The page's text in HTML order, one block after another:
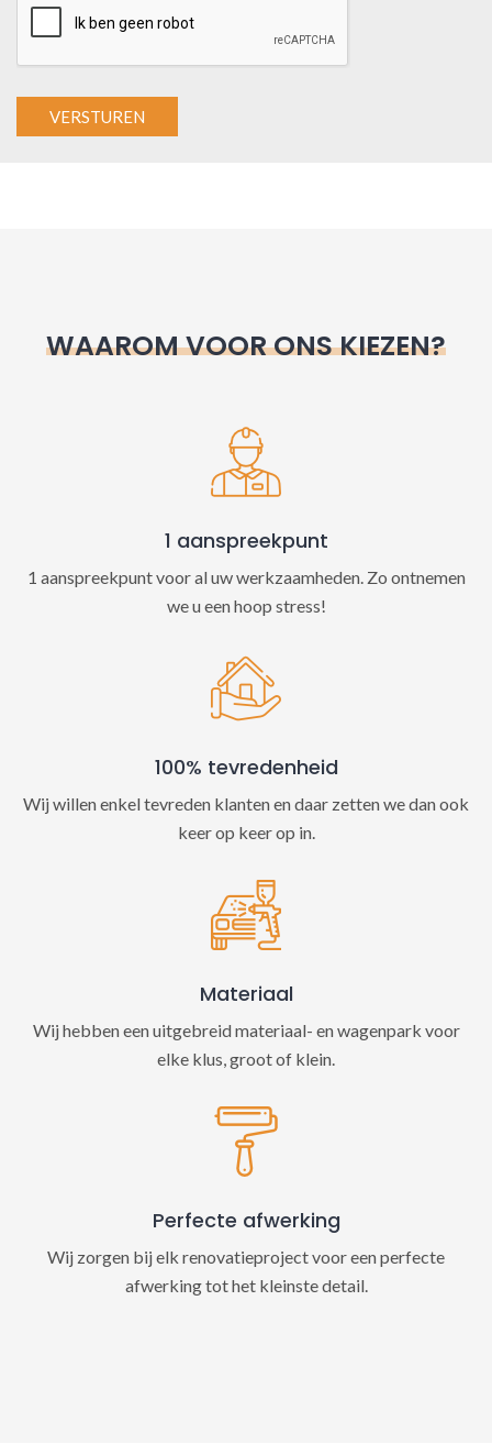
WAAROM VOOR ONS KIEZEN?
1 aanspreekpunt
1 aanspreekpunt voor al uw werkzaamheden. Zo ontnemen
we u een hoop stress!
100% tevredenheid
Wij willen enkel tevreden klanten en daar zetten we dan ook
keer op keer op in.
Materiaal
Wij hebben een uitgebreid materiaal- en wagenpark voor
elke klus, groot of klein.
Perfecte afwerking
Wij zorgen bij elk renovatieproject voor een perfecte
afwerking tot het kleinste detail.